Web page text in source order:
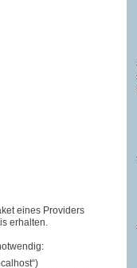
eines Providers
erhalten.